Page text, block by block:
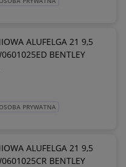
ALUFELGA 21 9,5
BENTLEY
PRYWATNA
ALUFELGA 21 9,5
BENTLEY